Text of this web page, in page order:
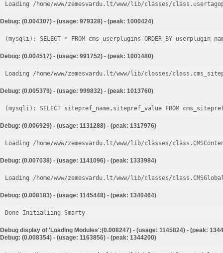
Loading /home/www/zemesvardu.lt/www/lib/classes/
Debug: (0.004307) - (usage: 979328) - (peak: 1000424)
Debug: (0.004517) - (usage: 991752) - (peak: 1001480)
Loading /home/www/zemesvardu.lt/www/lib/classes/
Debug: (0.005379) - (usage: 999832) - (peak: 1013760)
Debug: (0.006929) - (usage: 1131288) - (peak: 1317976)
Loading /home/www/zemesvardu.lt/www/lib/classes/
Debug: (0.007038) - (usage: 1141096) - (peak: 1333984)
Loading /home/www/zemesvardu.lt/www/lib/classes/
Debug: (0.008183) - (usage: 1145448) - (peak: 1340464)
Done Initialiing Smarty
Debug display of 'Loading Modules':(0.008247) - (usage: 1145824) - (peak:
Debug: (0.008354) - (usage: 1163856) - (peak: 1344200)